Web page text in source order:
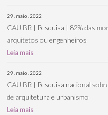
29 . maio . 2022
CAU BR | Pesquisa | 82% das
arquitetos ou engenheiros
Leia mais
29 . maio . 2022
CAU BR | Pesquisa nacional
de arquitetura e urbanismo
Leia mais